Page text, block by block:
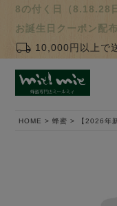
8の付く日（8.18.28
お誕生日クーポン配
local_shipping 10,000円以上で
HOME 蜂蜜 【2026年